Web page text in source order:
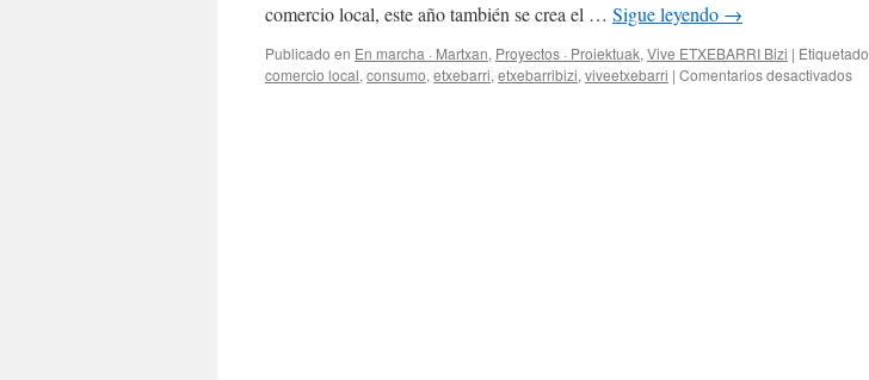
comercio local, este año también se crea el … Sigue leyendo →
Publicado en En marcha · Martxan, Proyectos · Proiektuak, Vive ETXEBARRI Bizi | Etiquetado
comercio local, consumo, etxebarri, etxebarribizi, viveetxebarri | Comentarios desactivadosen